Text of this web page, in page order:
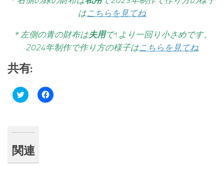
はこちらを見てね
＊左側の青の財布は夫用で↑より一回り小さめです。
2024年制作で作り方の様子はこちらを見てね
共有:
ク
リ
Twitter
共
有
(新
し
Facebook
で
関連